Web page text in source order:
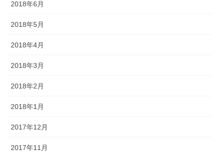
2018年6月
2018年5月
2018年4月
2018年3月
2018年2月
2018年1月
2017年12月
2017年11月